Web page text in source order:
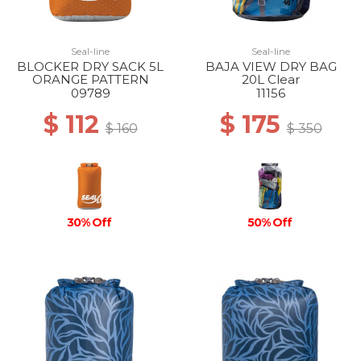
Seal-line
BLOCKER DRY SACK 5L
ORANGE PATTERN
09789
$ 112$ 160
30% Off
Seal-line
BAJA VIEW DRY BAG
20L Clear
11156
$ 175$ 350
50% Off